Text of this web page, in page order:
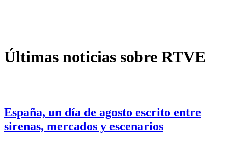
Últimas noticias sobre RTVE
España, un día de agosto escrito entre
sirenas, mercados y escenarios